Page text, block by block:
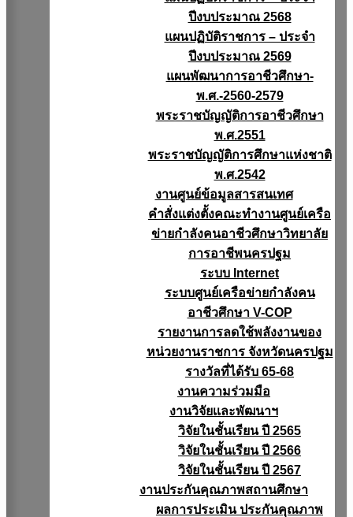
ปีงบประมาณ 2568
แผนปฏิบัติราชการ – ประจำ
ปีงบประมาณ 2569
แผนพัฒนาการอาชีวศึกษา-
พ.ศ.-2560-2579
พระราชบัญญัติการอาชีวศึกษา
พ.ศ.2551
พระราชบัญญัติการศึกษาแห่งชาติ
พ.ศ.2542
งานศูนย์ข้อมูลสารสนเทศ
คำสั่งแต่งตั้งคณะทำงานศูนย์เครือ
ข่ายกำลังคนอาชีวศึกษาวิทยาลัย
การอาชีพนครปฐม
ระบบ Internet
ระบบศูนย์เครือข่ายกำลังคน
อาชีวศึกษา V-COP
รายงานการลดใช้พลังงานของ
หน่วยงานราชการ จังหวัดนครปฐม
รางวัลที่ได้รับ 65-68
งานความร่วมมือ
งานวิจัยเเละพัฒนาฯ
วิจัยในชั้นเรียน ปี 2565
วิจัยในชั้นเรียน ปี 2566
วิจัยในชั้นเรียน ปี 2567
งานประกันคุณภาพสถานศึกษา
ผลการประเมิน ประกันคุณภาพ